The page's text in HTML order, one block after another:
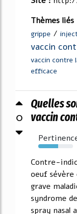
Thèmes liés
grippe /
vaccin
vaccin contre
efficace
0
Quelles
vaccin
57%
Contre-
oeuf sévère
grave
syndrome
spray nasal